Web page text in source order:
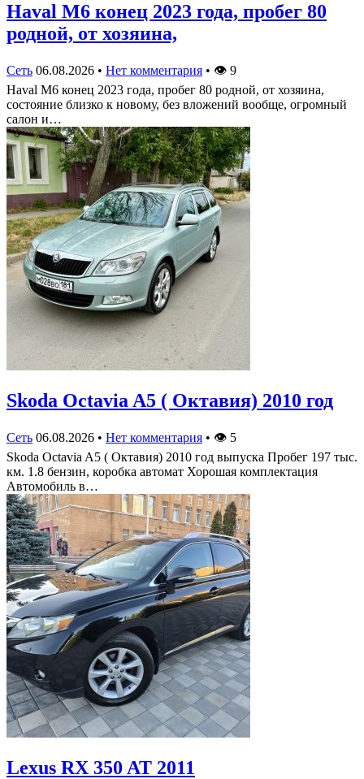
Haval M6 конец 2023 года, пробег 80
родной, от хозяина,
Сеть 06.08.2026 • Нет комментария • 👁 9
Haval M6 конец 2023 года, пробег 80 родной, от хозяина,
состояние близко к новому, без вложений вообще, огромный
салон и…
Skoda Octavia A5 ( Октавия) 2010 год
Сеть 06.08.2026 • Нет комментария • 👁 5
Skoda Octavia A5 ( Октавия) 2010 год выпуска Пробег 197 тыс.
км. 1.8 бензин, коробка автомат Хорошая комплектация
Автомобиль в…
Lexus RX 350 AT 2011